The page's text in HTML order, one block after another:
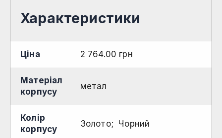
Характеристики
Ціна 2 764.00 грн
Матеріал
корпусу
метал
Колір
корпусу
Золото Чорний